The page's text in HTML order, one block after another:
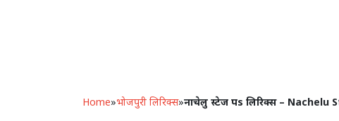
Home»भोजपुरी लिरिक्स»नाचेलु स्टेज पs लिरिक्स –